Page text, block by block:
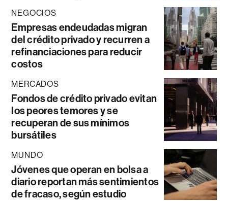
NEGOCIOS
Empresas endeudadas migran
del crédito privado y recurren a
refinanciaciones para reducir
costos
MERCADOS
Fondos de crédito privado evitan
los peores temores y se
recuperan de sus mínimos
bursátiles
MUNDO
Jóvenes que operan en bolsa a
diario reportan más sentimientos
de fracaso, según estudio